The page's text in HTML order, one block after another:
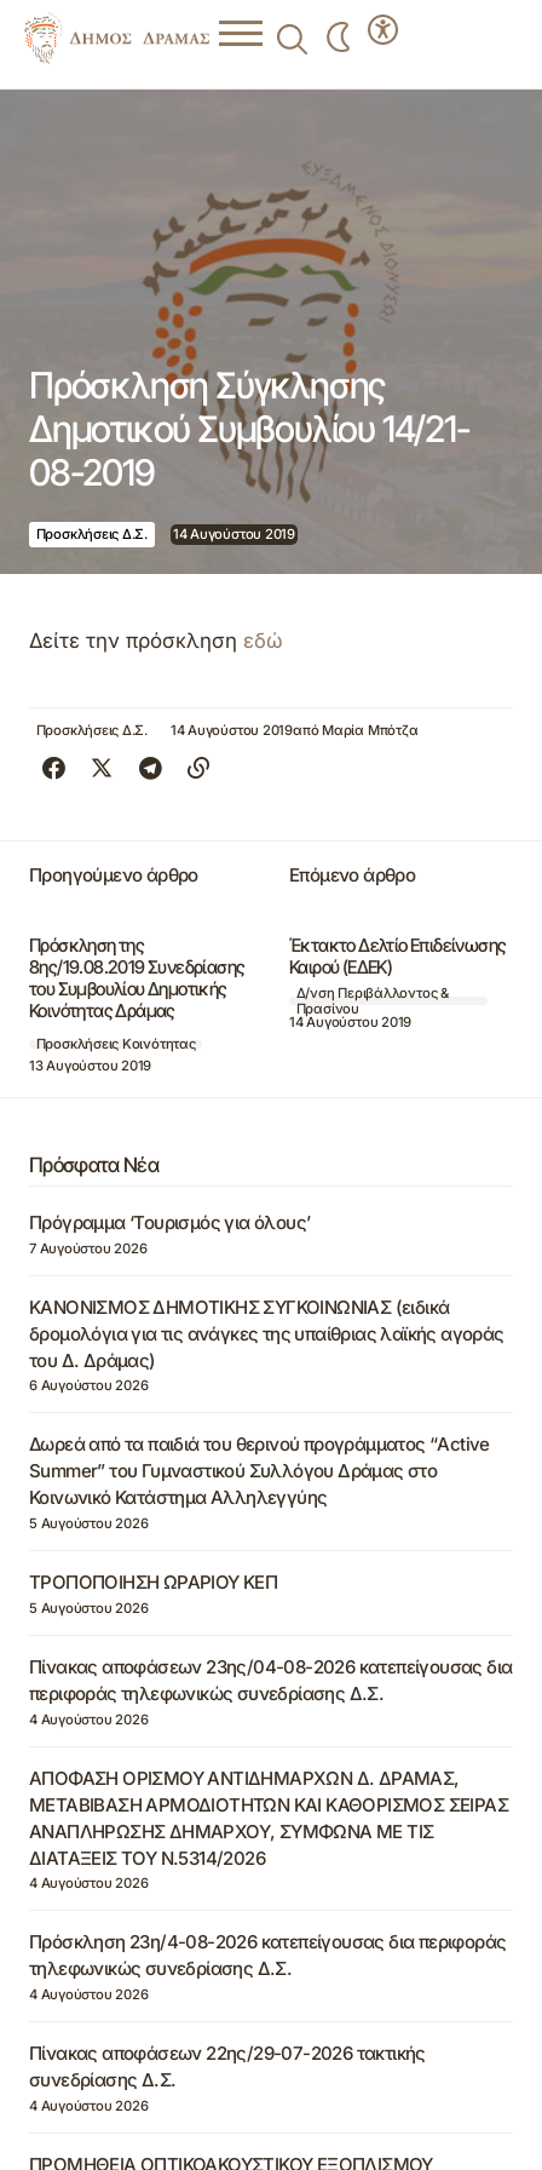
Πρόσκληση Σύγκλησης
Δημοτικού Συμβουλίου 14/21-
08-2019
Προσκλήσεις Δ.Σ. 14 Αυγούστου 2019
Δείτε την πρόσκληση εδώ
Προσκλήσεις Δ.Σ. 14 Αυγούστου 2019από Μαρία Μπότζα
Προηγούμενο άρθρο
Πρόσκληση της
8ης/19.08.2019 Συνεδρίασης
του Συμβουλίου Δημοτικής
Κοινότητας Δράμας
Προσκλήσεις Κοινότητας
13 Αυγούστου 2019
Επόμενο άρθρο
Έκτακτο Δελτίο Επιδείνωσης
Καιρού (ΕΔΕΚ)
Δ/νση Περιβάλλοντος &
Πρασίνου
14 Αυγούστου 2019
Πρόσφατα Νέα
Πρόγραμμα ‘Τουρισμός για όλους’
7 Αυγούστου 2026
ΚΑΝΟΝΙΣΜΟΣ ΔΗΜΟΤΙΚΗΣ ΣΥΓΚΟΙΝΩΝΙΑΣ (ειδικά
δρομολόγια για τις ανάγκες της υπαίθριας λαϊκής αγοράς
του Δ. Δράμας)
6 Αυγούστου 2026
Δωρεά από τα παιδιά του θερινού προγράμματος “Active
Summer” του Γυμναστικού Συλλόγου Δράμας στο
Κοινωνικό Κατάστημα Αλληλεγγύης
5 Αυγούστου 2026
ΤΡΟΠΟΠΟΙΗΣΗ ΩΡΑΡΙΟΥ ΚΕΠ
5 Αυγούστου 2026
Πίνακας αποφάσεων 23ης/04-08-2026 κατεπείγουσας δια
περιφοράς τηλεφωνικώς συνεδρίασης Δ.Σ.
4 Αυγούστου 2026
ΑΠΟΦΑΣΗ ΟΡΙΣΜΟΥ ΑΝΤΙΔΗΜΑΡΧΩΝ Δ. ΔΡΑΜΑΣ,
ΜΕΤΑΒΙΒΑΣΗ ΑΡΜΟΔΙΟΤΗΤΩΝ ΚΑΙ ΚΑΘΟΡΙΣΜΟΣ ΣΕΙΡΑΣ
ΑΝΑΠΛΗΡΩΣΗΣ ΔΗΜΑΡΧΟΥ, ΣΥΜΦΩΝΑ ΜΕ ΤΙΣ
ΔΙΑΤΑΞΕΙΣ ΤΟΥ Ν.5314/2026
4 Αυγούστου 2026
Πρόσκληση 23η/4-08-2026 κατεπείγουσας δια περιφοράς
τηλεφωνικώς συνεδρίασης Δ.Σ.
4 Αυγούστου 2026
Πίνακας αποφάσεων 22ης/29-07-2026 τακτικής
συνεδρίασης Δ.Σ.
4 Αυγούστου 2026
ΠΡΟΜΗΘΕΙΑ ΟΠΤΙΚΟΑΚΟΥΣΤΙΚΟΥ ΕΞΟΠΛΙΣΜΟΥ